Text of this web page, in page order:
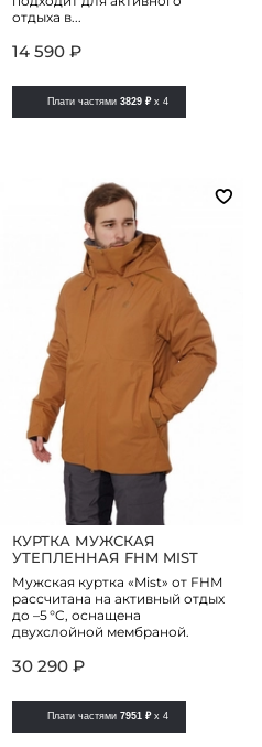
отдыха в...
14 590 ₽
Плати частями3829 ₽ x 4
КУРТКА МУЖСКАЯ
УТЕПЛЕННАЯ FHM MIST
Мужская куртка «Mist» от FHM
рассчитана на активный отдых
до –5 °C, оснащена
двухслойной мембраной.
30 290 ₽
Плати частями7951 ₽ x 4